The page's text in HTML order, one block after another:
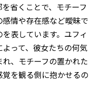
省くことで、モチーフ
情や存在感など曖昧で
表しています。ユフィ
って、彼女たちの何気
、モチーフの置かれた
を観る側に抱かせるの